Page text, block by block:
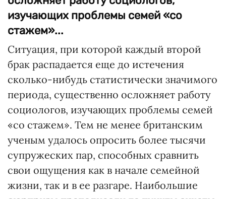
изучающих проблемы семей «со
стажем»...
Ситуация, при которой каждый второй
брак распадается еще до истечения
сколько-нибудь статистически значимого
периода, существенно осложняет работу
социологов, изучающих проблемы семей
«со стажем». Тем не менее британским
ученым удалось опросить более тысячи
супружеских пар, способных сравнить
свои ощущения как в начале семейной
жизни, так и в ее разгаре. Наибольшие